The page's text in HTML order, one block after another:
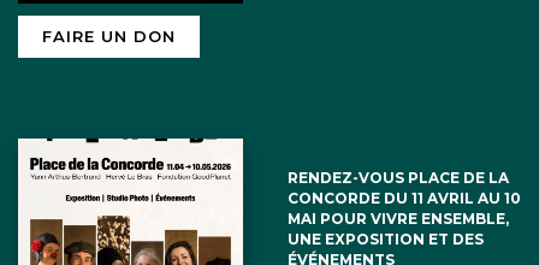
FAIRE UN DON
RENDEZ-VOUS PLACE DE LA
CONCORDE DU 11 AVRIL AU 10
MAI POUR VIVRE ENSEMBLE,
UNE EXPOSITION ET DES
ÉVÉNEMENTS